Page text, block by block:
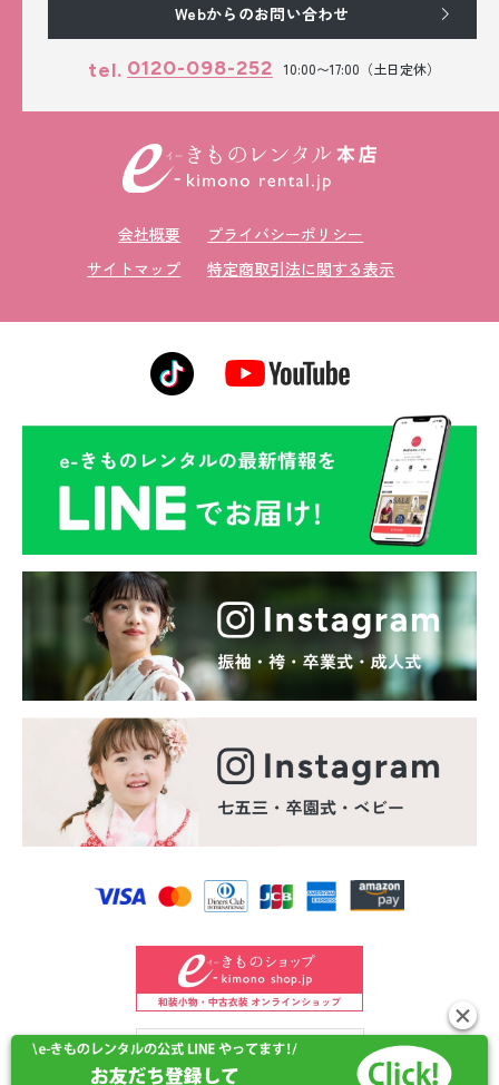
Webからのお問い合わせ
tel. 0120-098-252 10:00〜17:00（土日定休）
会社概要
プライバシーポリシー
サイトマップ
特定商取引法に関する表示